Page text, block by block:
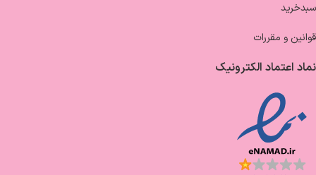
سبدخرید
قوانین و مقررات
نماد اعتماد الکترونیک